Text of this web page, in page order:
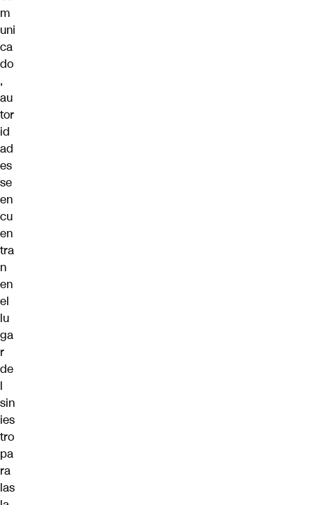
m
uni
ca
do
,
au
tor
id
ad
es
se
en
cu
en
tra
n
en
el
lu
ga
r
de
l
sin
ies
tro
pa
ra
las